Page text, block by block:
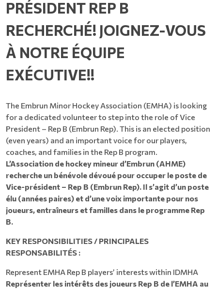
PRÉSIDENT REP B
RECHERCHÉ! JOIGNEZ-VOUS
À NOTRE ÉQUIPE
EXÉCUTIVE!!
The Embrun Minor Hockey Association (EMHA) is looking
for a dedicated volunteer to step into the role of Vice
President – Rep B (Embrun Rep). This is an elected position
(even years) and an important voice for our players,
coaches, and families in the Rep B program.
L’Association de hockey mineur d’Embrun (AHME)
recherche un bénévole dévoué pour occuper le poste de
Vice-président – Rep B (Embrun Rep). Il s’agit d’un poste
élu (années paires) et d’une voix importante pour nos
joueurs, entraîneurs et familles dans le programme Rep
B.
KEY RESPONSIBILITIES / PRINCIPALES
RESPONSABILITÉS :
Represent EMHA Rep B players’ interests within IDMHA
Représenter les intérêts des joueurs Rep B de l’EMHA au